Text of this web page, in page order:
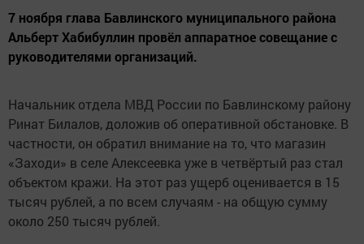
7 ноября глава Бавлинского муниципального района
Альберт Хабибуллин провёл аппаратное совещание с
руководителями организаций.
Начальник отдела МВД России по Бавлинскому району
Ринат Билалов, доложив об оперативной обстановке. В
частности, он обратил внимание на то, что магазин
«Заходи» в селе Алексеевка уже в четвёртый раз стал
объектом кражи. На этот раз ущерб оценивается в 15
тысяч рублей, а по всем случаям - на общую сумму
около 250 тысяч рублей.